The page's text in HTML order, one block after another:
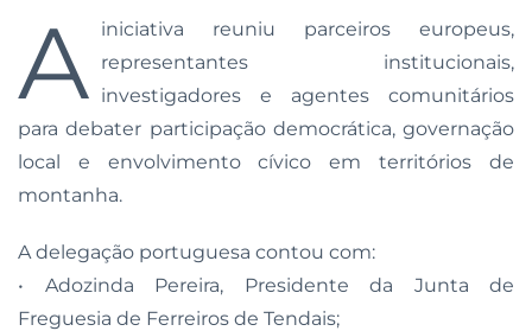
A iniciativa reuniu parceiros europeus,
representantes institucionais,
investigadores e agentes comunitários
para debater participação democrática, governação
local e envolvimento cívico em territórios de
montanha.
A delegação portuguesa contou com:
• Adozinda Pereira, Presidente da Junta de
Freguesia de Ferreiros de Tendais;